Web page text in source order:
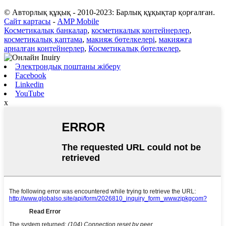
© Авторлық құқық - 2010-2023: Барлық құқықтар қорғалған.
Сайт картасы - AMP Mobile
Косметикалық банкалар, косметикалық контейнерлер,
косметикалық қаптама, макияж бөтелкелері, макияжға
арналған контейнерлер, Косметикалық бөтелкелер,
Электрондық поштаны жіберу
Facebook
Linkedin
YouTube
x